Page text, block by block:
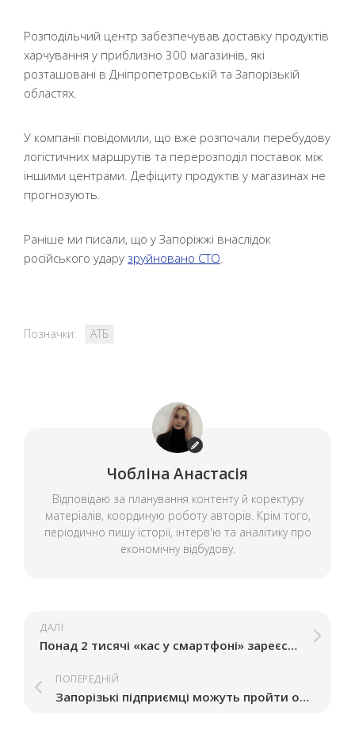
Розподільчий центр забезпечував доставку продуктів
харчування у приблизно 300 магазинів, які
розташовані в Дніпропетровській та Запорізькій
областях.
У компанії повідомили, що вже розпочали перебудову
логістичних маршрутів та перерозподіл поставок між
іншими центрами. Дефіциту продуктів у магазинах не
прогнозують.
Раніше ми писали, що у Запоріжжі внаслідок
російського удару зруйновано СТО.
Позначки: АТБ
Чобліна Анастасія
Відповідаю за планування контенту й коректуру
матеріалів, координую роботу авторів. Крім того,
періодично пишу історії, інтерв'ю та аналітику про
економічну відбудову.
ДАЛІ
Понад 2 тисячі «кас у смартфоні» зареєстрував бізнес Запоріжжя
ПОПЕРЕДНІЙ
Запорізькі підприємці можуть пройти онлайн-курс із маркетингу та просування бізнесу: умови та реєстрація